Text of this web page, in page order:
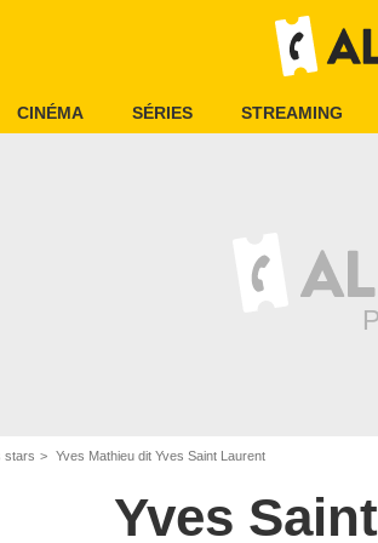
CINÉMA SÉRIES STREAMING
stars Yves Mathieu dit Yves Saint Laurent
Yves